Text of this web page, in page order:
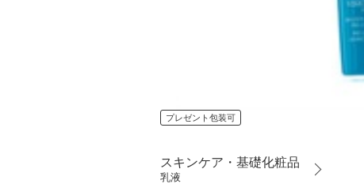
プレゼント包装可
スキンケア・基礎化粧品
乳液